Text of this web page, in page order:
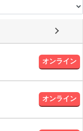
オンライン
オンライン